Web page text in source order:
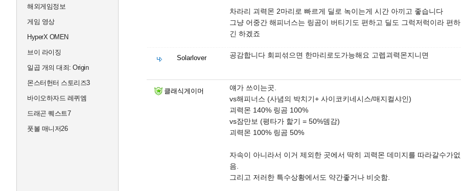
해외게임정보
게임 영상
HyperX OMEN
브이 라이징
일곱 개의 대죄: Origin
몬스터헌터 스토리즈3
바이오하자드 레퀴엠
드래곤 퀘스트7
풋볼 매니저26
차라리 괴력몬 2마리로 빠르게 딜로 녹이는게 시간 아끼고 좋습니다
그냥 어중간 해피너스는 링곰이 버티기도 편하고 딜도 그럭저럭이라 편하
긴 하겠죠
Solarlover 공감합니다 회피섞으면 한마리로도가능해요 고렙괴력몬지니면
클래식게이머
얘가 쓰이는곳.
vs해피너스 (사념의 박치기+ 사이코키네시스/매지컬샤인)
괴력몬 140% 링곰 100%
vs잠만보 (평타가 핥기 = 50%뎀감)
괴력몬 100% 링곰 50%
자속이 아니라서 이거 제외한 곳에서 딱히 괴력몬 데미지를 따라갈수가없
음.
그리고 저러한 특수상황에서도 약간좋거나 비슷함.